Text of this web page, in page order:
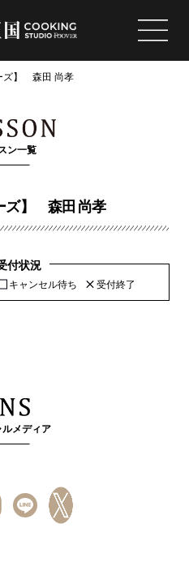
ズ】 森田 尚孝
ン一覧
ズ】 森田 尚孝
付状況
キャンセル待ち 受付終了
ルメディア